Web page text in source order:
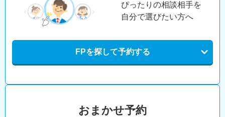
ぴったりの相談相手を
自分で選びたい方へ
FPを探して予約する
おまかせ予約